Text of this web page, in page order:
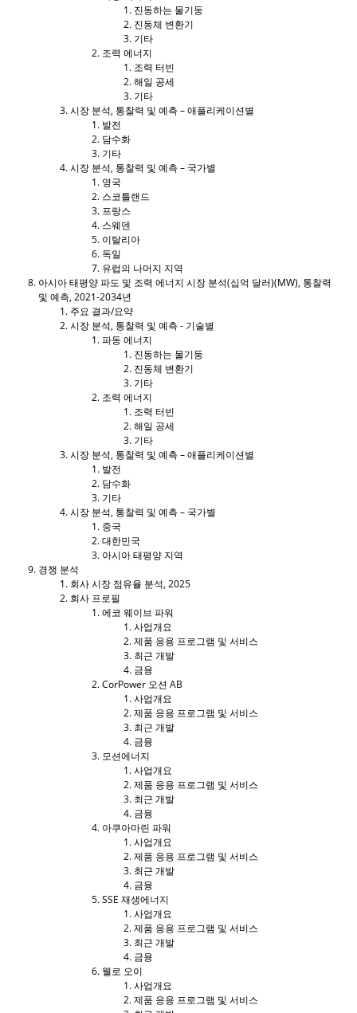
진동하는 물기둥
진동체 변환기
기타
조력 에너지
조력 터빈
해일 공세
기타
시장 분석, 통찰력 및 예측 – 애플리케이션별
발전
담수화
기타
시장 분석, 통찰력 및 예측 – 국가별
영국
스코틀랜드
프랑스
스웨덴
이탈리아
독일
유럽의 나머지 지역
아시아 태평양 파도 및 조력 에너지 시장 분석(십억 달러)(MW), 통찰력
및 예측, 2021-2034년
주요 결과/요약
시장 분석, 통찰력 및 예측 - 기술별
파동 에너지
진동하는 물기둥
진동체 변환기
기타
조력 에너지
조력 터빈
해일 공세
기타
시장 분석, 통찰력 및 예측 – 애플리케이션별
발전
담수화
기타
시장 분석, 통찰력 및 예측 – 국가별
중국
대한민국
아시아 태평양 지역
경쟁 분석
회사 시장 점유율 분석, 2025
회사 프로필
에코 웨이브 파워
사업개요
제품 응용 프로그램 및 서비스
최근 개발
금융
CorPower 오션 AB
사업개요
제품 응용 프로그램 및 서비스
최근 개발
금융
모션에너지
사업개요
제품 응용 프로그램 및 서비스
최근 개발
금융
아쿠아마린 파워
사업개요
제품 응용 프로그램 및 서비스
최근 개발
금융
SSE 재생에너지
사업개요
제품 응용 프로그램 및 서비스
최근 개발
금융
웰로 오이
사업개요
제품 응용 프로그램 및 서비스